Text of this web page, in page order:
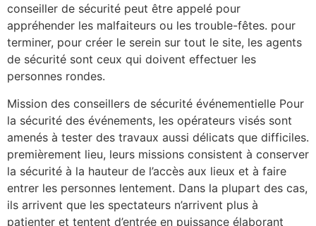
conseiller de sécurité peut être appelé pour
appréhender les malfaiteurs ou les trouble-fêtes. pour
terminer, pour créer le serein sur tout le site, les agents
de sécurité sont ceux qui doivent effectuer les
personnes rondes.
Mission des conseillers de sécurité événementielle Pour
la sécurité des événements, les opérateurs visés sont
amenés à tester des travaux aussi délicats que difficiles.
premièrement lieu, leurs missions consistent à conserver
la sécurité à la hauteur de l’accès aux lieux et à faire
entrer les personnes lentement. Dans la plupart des cas,
ils arrivent que les spectateurs n’arrivent plus à
patienter et tentent d’entrée en puissance élaborant